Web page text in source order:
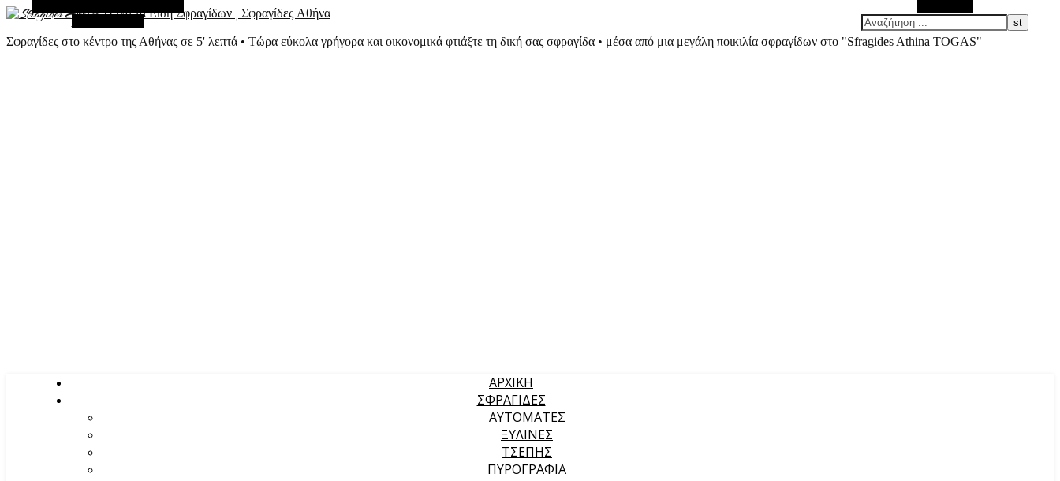
Σφραγίδες στο κέντρο της Αθήνας σε 5' λεπτά • Τώρα εύκολα γρήγορα και οικονομικά φτιάξτε τη δική σας σφραγίδα • μέσα από μια μεγάλη ποικιλία σφραγίδων στο "Sfragides Athina TOGAS"
Τυχαίο Άρθρο
ΑΡΧΙΚΉ
ΣΦΡΑΓΙΔΕΣ
ΑΥΤΟΜΑΤΕΣ
ΞΥΛΙΝΕΣ
ΤΣΕΠΗΣ
ΠΥΡΟΓΡΑΦΙΑ